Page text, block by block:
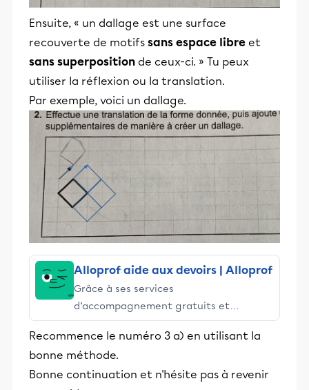
Ensuite, « un dallage est une surface
recouverte de motifs sans espace libre et
sans superposition de ceux-ci. » Tu peux
utiliser la réflexion ou la translation.
Par exemple, voici un dallage.
Alloprof aide aux devoirs | Alloprof
Grâce à ses services
d’accompagnement gratuits et
stimulants, Alloprof engage les élèves
et leurs parents dans la réussite
éducative.
Recommence le numéro 3 a) en utilisant la
bonne méthode.
Bonne continuation et n'hésite pas à revenir